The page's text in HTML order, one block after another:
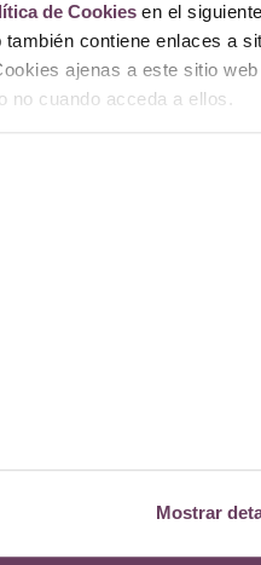
de Cookiesen el
contiene enlaces a
ajenas a este sitio web
no cuando acceda a ellos.
Mostrar